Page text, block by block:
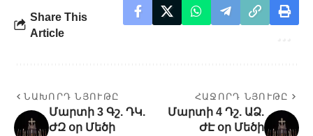
Share This
Article
ՆԱԽՈՐԴ ՆՅՈՒԹԸ
Մարտի 3 Գշ. ԴԿ.
ԺԶ օր Մեծի
ՀԱՋՈՐԴ ՆՅՈՒԹԸ
Մարտի 4 Դշ. ԱՁ.
ԺԷ օր Մեծի